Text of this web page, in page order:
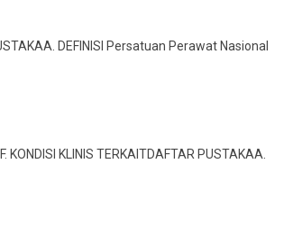
DEFINISI Persatuan Perawat Nasional
KONDISI KLINIS TERKAITDAFTAR PUSTAKAA.